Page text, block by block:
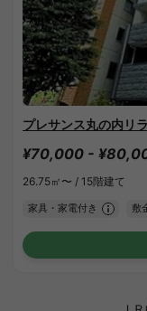
プレサンス丸の内リ
¥70,000 -
26.75㎡〜 / 15階建て
家具・家電付き 敷